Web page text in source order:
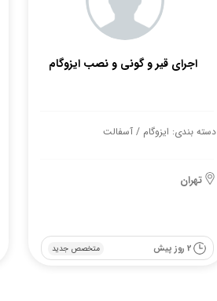
اجرای قیر و گونی و نصب ایزوگام
دسته بندی: ایزوگام / آسفالت
تهران
متخصص جدید 2 روز پیش